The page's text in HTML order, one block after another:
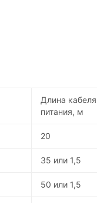
Длина кабеля
питания, м
20
35 или 1,5
50 или 1,5